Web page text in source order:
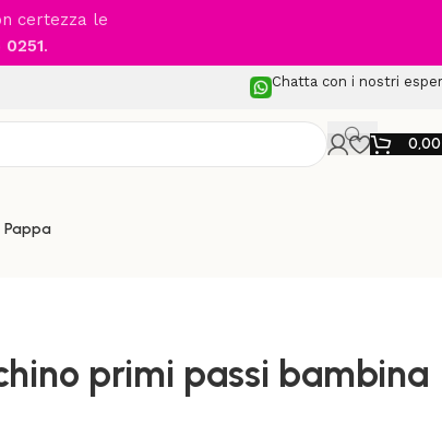
certezza le
.
Chatta con i nostri
Pappa
primi passi bambina rosa
primi passi bambina